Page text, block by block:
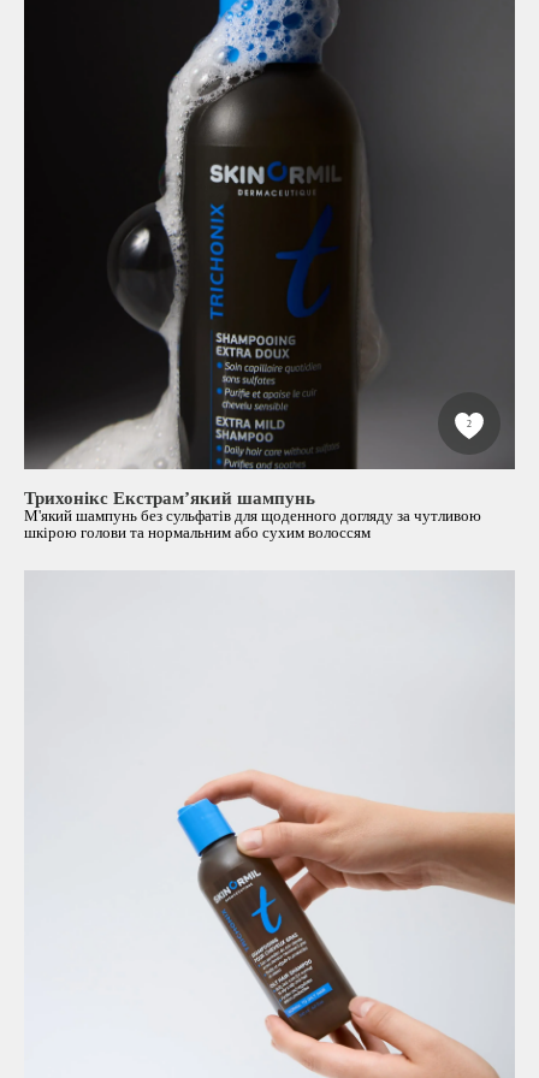
2
Трихонікс Екстрам’який шампунь
М'який шампунь без сульфатів для щоденного догляду за чутливою
шкірою голови та нормальним або сухим волоссям